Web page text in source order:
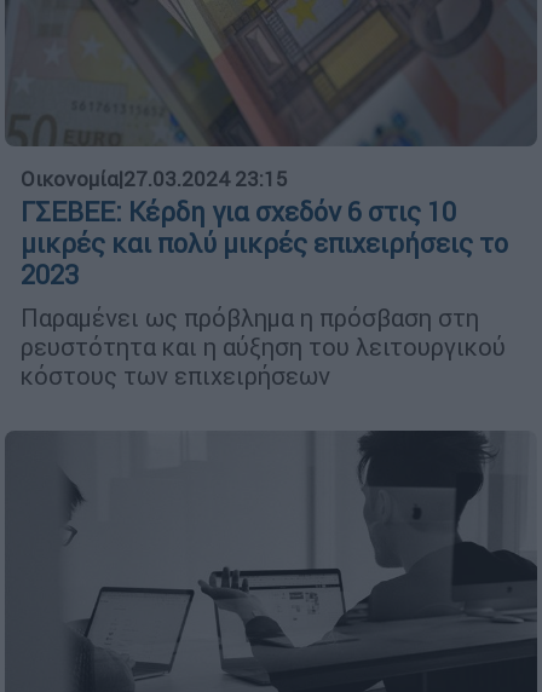
Οικονομία|27.03.2024 23:15
ΓΣΕΒΕΕ: Κέρδη για σχεδόν 6 στις 10
μικρές και πολύ μικρές επιχειρήσεις το
2023
Παραμένει ως πρόβλημα η πρόσβαση στη
ρευστότητα και η αύξηση του λειτουργικού
κόστους των επιχειρήσεων